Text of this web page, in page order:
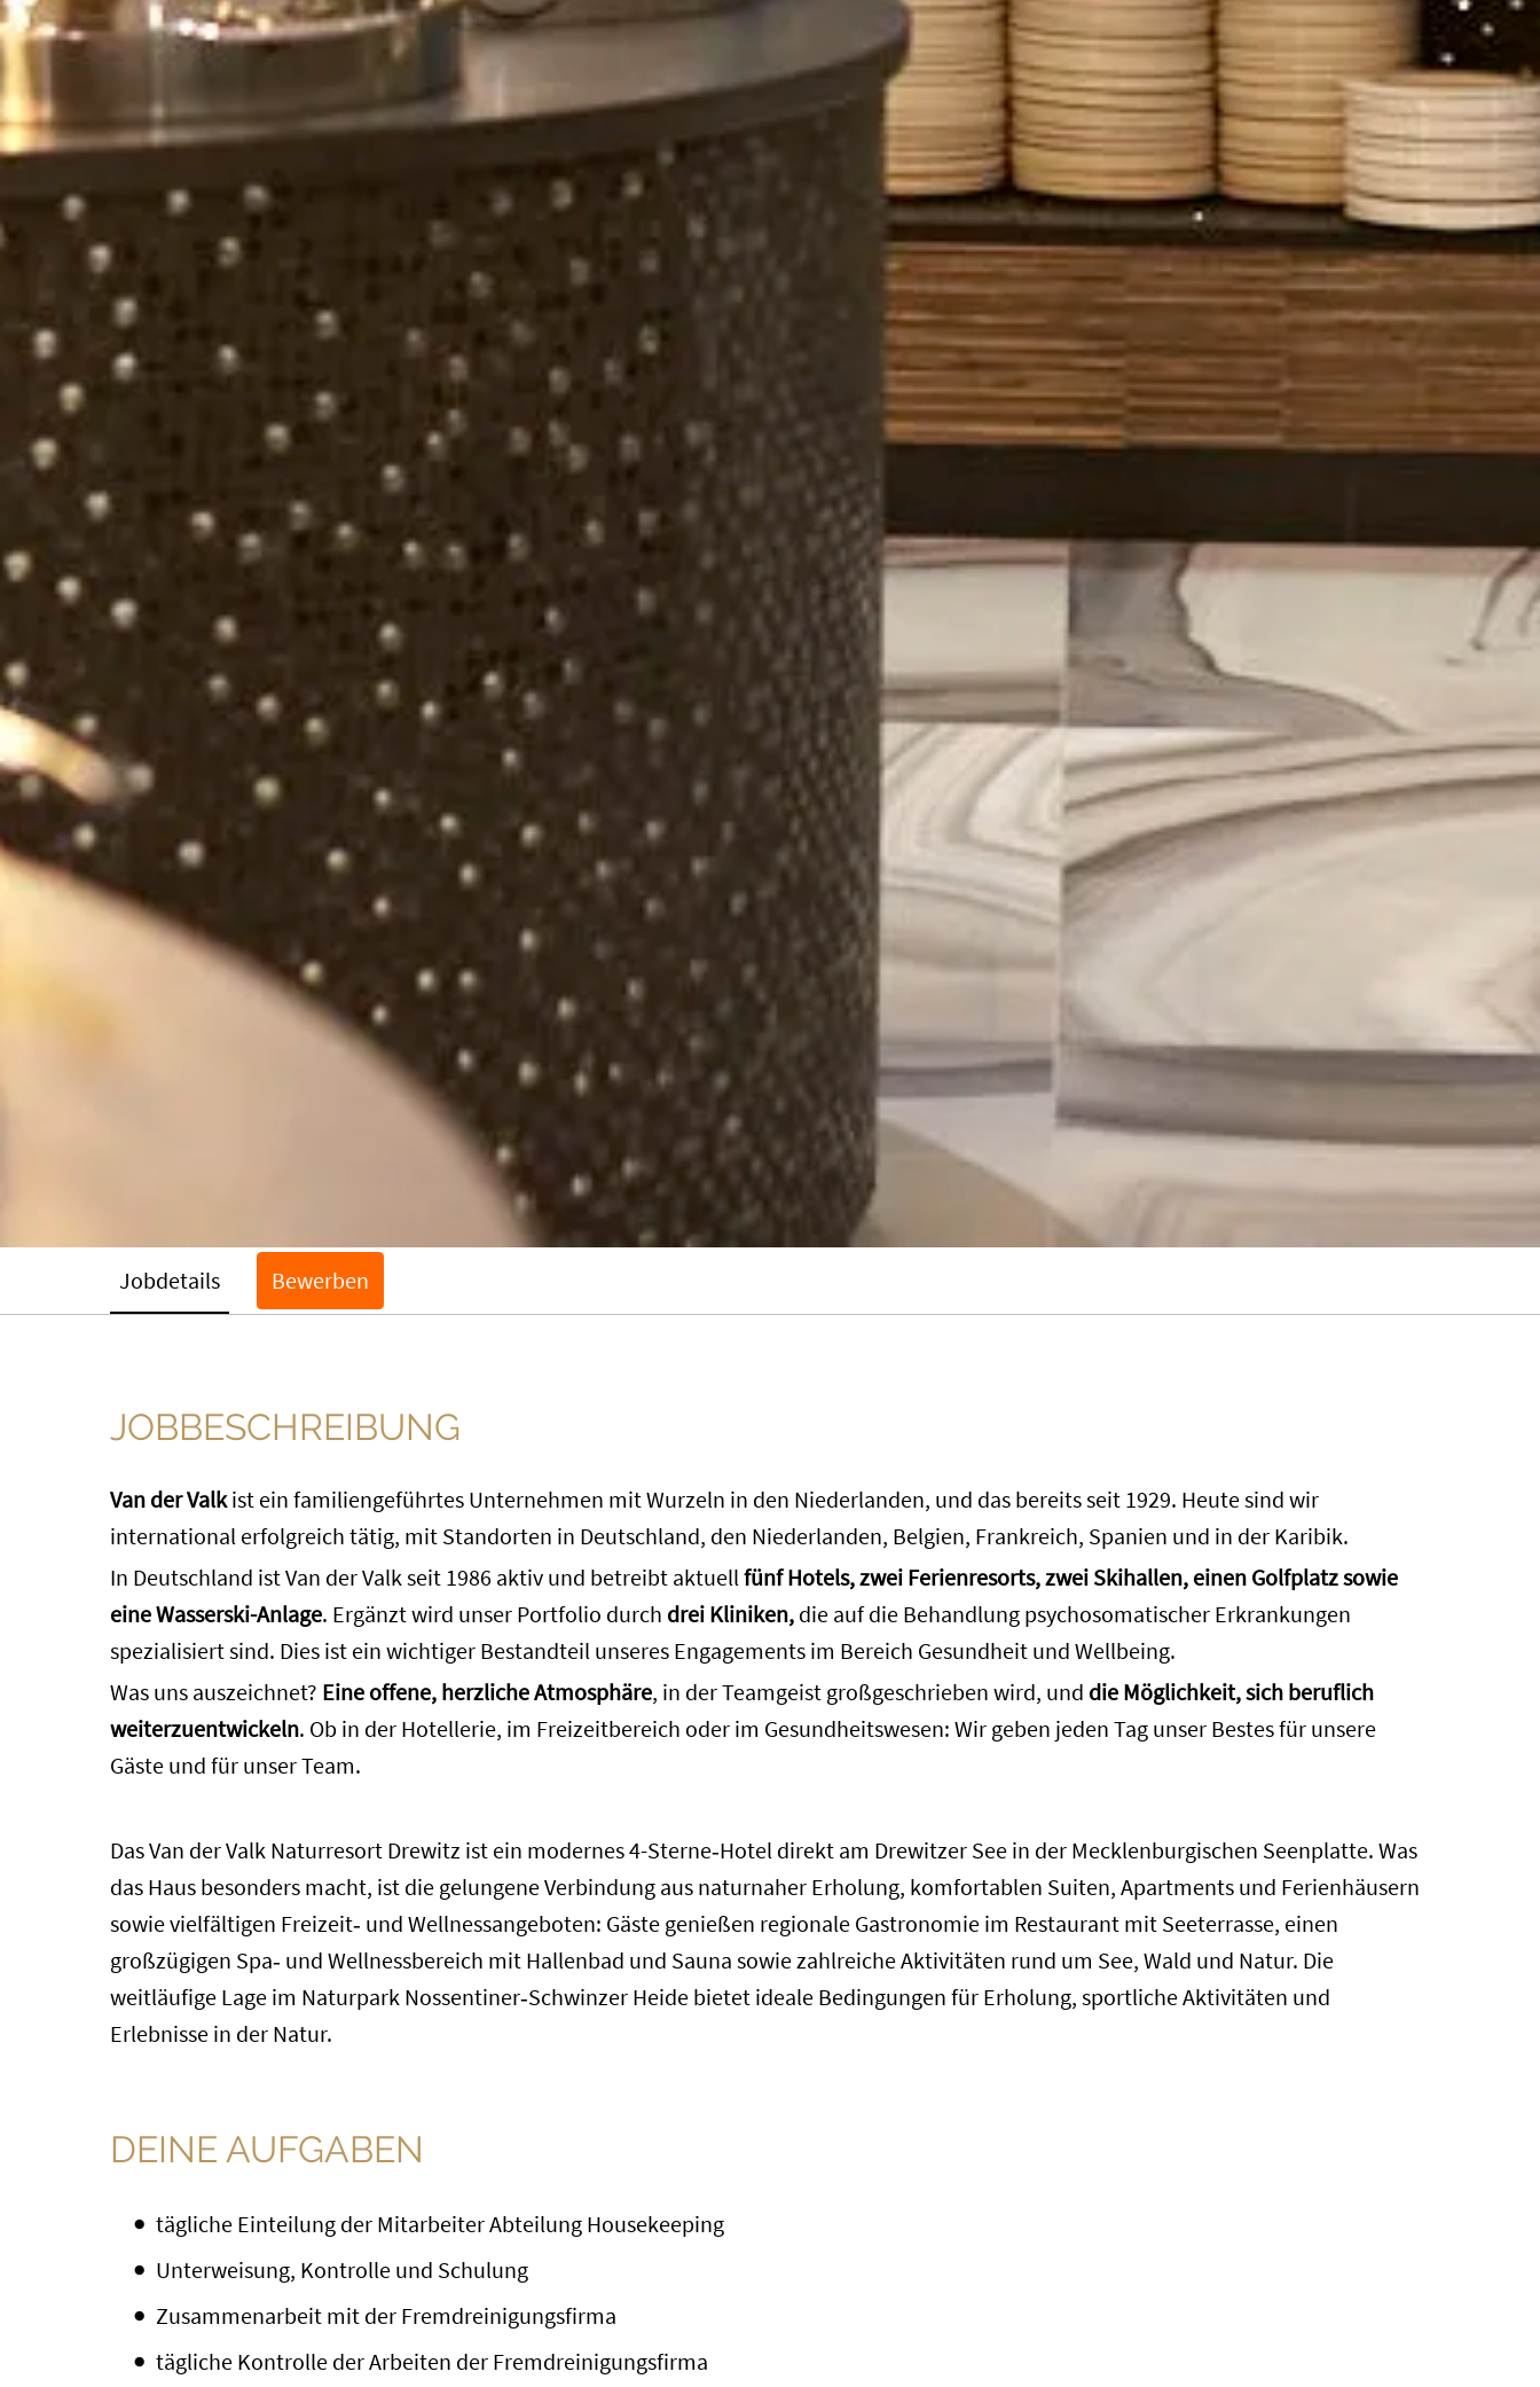
Jobdetails Bewerben
JOBBESCHREIBUNG
Van der Valkist ein familiengeführtes Unternehmen mit Wurzeln in den Niederlanden, und das bereits seit 1929. Heute sind wir
international erfolgreich tätig, mit Standorten in Deutschland, den Niederlanden, Belgien, Frankreich, Spanien und in der Karibik.
In Deutschland ist Van der Valk seit 1986 aktiv und betreibt aktuell fünf Hotels, zwei Ferienresorts, zwei Skihallen, einen Golfplatz sowie
eine Wasserski-Anlage. Ergänzt wird unser Portfolio durch drei Kliniken, die auf die Behandlung psychosomatischer Erkrankungen
spezialisiert sind. Dies ist ein wichtiger Bestandteil unseres Engagements im Bereich Gesundheit und Wellbeing.
Was uns auszeichnet? Eine offene, herzliche Atmosphäre, in der Teamgeist großgeschrieben wird, und die Möglichkeit, sich beruflich
weiterzuentwickeln. Ob in der Hotellerie, im Freizeitbereich oder im Gesundheitswesen: Wir geben jeden Tag unser Bestes für unsere
Gäste und für unser Team.
Das Van der Valk Naturresort Drewitz ist ein modernes 4-Sterne‑Hotel direkt am Drewitzer See in der Mecklenburgischen Seenplatte. Was
das Haus besonders macht, ist die gelungene Verbindung aus naturnaher Erholung, komfortablen Suiten, Apartments und Ferienhäusern
sowie vielfältigen Freizeit‑ und Wellnessangeboten: Gäste genießen regionale Gastronomie im Restaurant mit Seeterrasse, einen
großzügigen Spa‑ und Wellnessbereich mit Hallenbad und Sauna sowie zahlreiche Aktivitäten rund um See, Wald und Natur. Die
weitläufige Lage im Naturpark Nossentiner‑Schwinzer Heide bietet ideale Bedingungen für Erholung, sportliche Aktivitäten und
Erlebnisse in der Natur.
DEINE AUFGABEN
tägliche Einteilung der Mitarbeiter Abteilung Housekeeping
Unterweisung, Kontrolle und Schulung
Zusammenarbeit mit der Fremdreinigungsfirma
tägliche Kontrolle der Arbeiten der Fremdreinigungsfirma